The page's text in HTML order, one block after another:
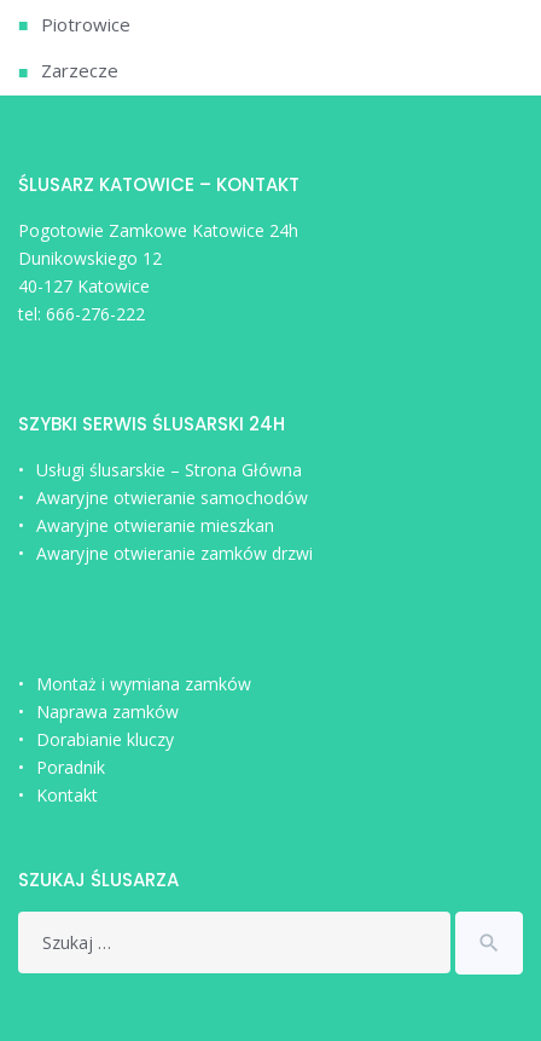
Piotrowice
Zarzecze
ŚLUSARZ KATOWICE – KONTAKT
Pogotowie Zamkowe Katowice 24h
Dunikowskiego 12
40-127 Katowice
tel: 666-276-222
SZYBKI SERWIS ŚLUSARSKI 24H
Usługi ślusarskie – Strona Główna
Awaryjne otwieranie samochodów
Awaryjne otwieranie mieszkan
Awaryjne otwieranie zamków drzwi
Montaż i wymiana zamków
Naprawa zamków
Dorabianie kluczy
Poradnik
Kontakt
SZUKAJ ŚLUSARZA
search